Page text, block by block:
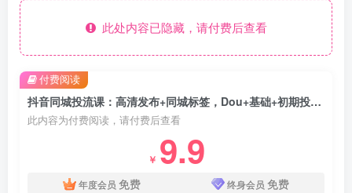
此处内容已隐藏，请付费后查看
抖音同城投流课：高清发布+同城标签，Dou+基础+初期投流+30%低成本投放
此内容为付费阅读，请付费后查看
￥ 9.9
年度会员 免费 终身会员 免费
付费阅读